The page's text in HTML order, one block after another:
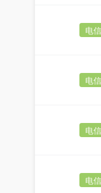
电信
电信
电信
电信